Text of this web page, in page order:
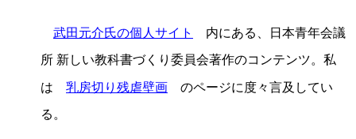
武田元介氏の個人サイト
内にある、日本青年会議
所 新しい教科書づくり委員会著作のコンテンツ。私
は 乳房切り残虐壁画
のページに度々言及してい
る。